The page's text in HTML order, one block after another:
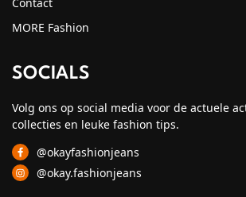
MORE Fashion
SOCIALS
Volg ons op social media voor de actuele
collecties en leuke fashion tips.
@okayfashionjeans
@okay.fashionjeans